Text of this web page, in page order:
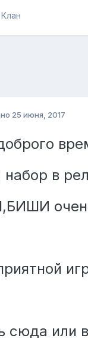
25 июня, 2017
в
сюда или